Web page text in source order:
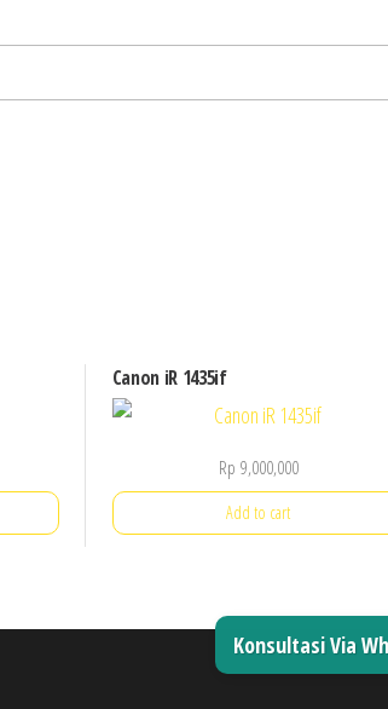
Canon iR 1435if
Rp 9,000,000
Add to cart
Konsultasi Via